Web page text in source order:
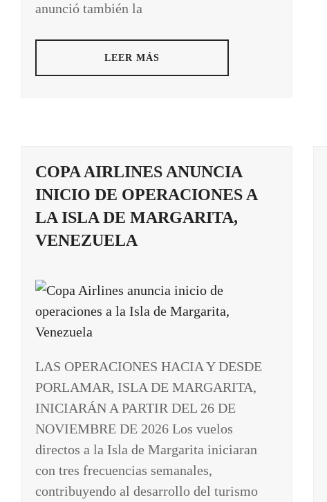
anunció también la
LEER MÁS
COPA AIRLINES ANUNCIA
INICIO DE OPERACIONES A
LA ISLA DE MARGARITA,
VENEZUELA
LAS OPERACIONES HACIA Y DESDE
PORLAMAR, ISLA DE MARGARITA,
INICIARÁN A PARTIR DEL 26 DE
NOVIEMBRE DE 2026 Los vuelos
directos a la Isla de Margarita iniciaran
con tres frecuencias semanales,
contribuyendo al desarrollo del turismo